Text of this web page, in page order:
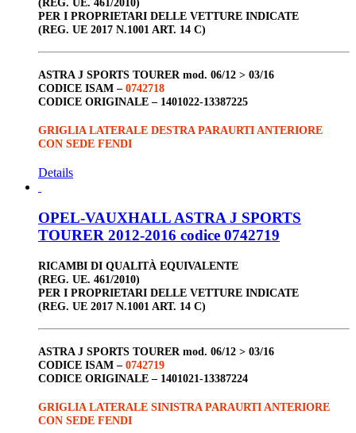
PER I PROPRIETARI DELLE VETTURE INDICATE
(REG. UE 2017 N.1001 ART. 14 C)
ASTRA J SPORTS TOURER mod. 06/12 > 03/16
CODICE ISAM – 0742718
CODICE ORIGINALE – 1401022-13387225
GRIGLIA LATERALE DESTRA PARAURTI ANTERIORE
CON SEDE FENDI
Details
OPEL-VAUXHALL ASTRA J SPORTS
TOURER 2012-2016 codice 0742719
RICAMBI DI QUALITÀ EQUIVALENTE
(REG. UE. 461/2010)
PER I PROPRIETARI DELLE VETTURE INDICATE
(REG. UE 2017 N.1001 ART. 14 C)
ASTRA J SPORTS TOURERmod. 06/12 > 03/16
CODICE ISAM – 0742719
CODICE ORIGINALE – 1401021-13387224
GRIGLIA LATERALE SINISTRA PARAURTI ANTERIORE
CON SEDE FENDI